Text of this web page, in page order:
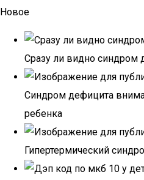
Новое
Сразу ли видно синдром
Синдром дефицита
ребенка
Гипертермический